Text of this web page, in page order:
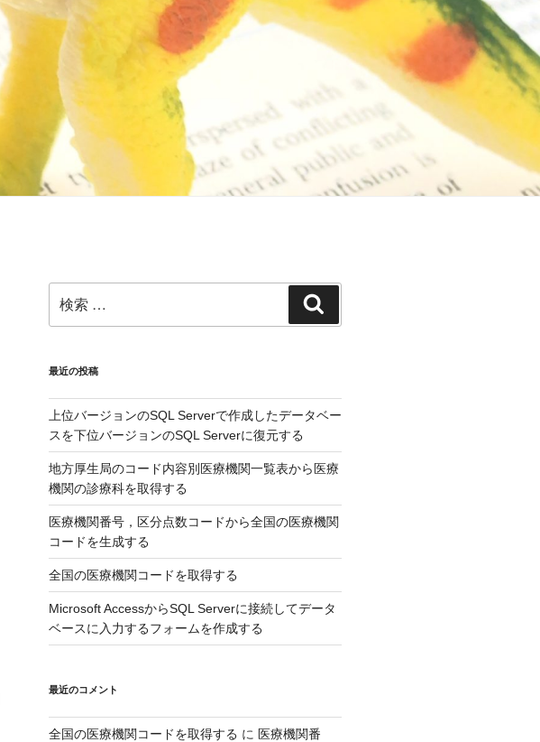
索:
索
最近の投稿
上位バージョンのSQL Serverで作成したデータベー
スを下位バージョンのSQL Serverに復元する
地方厚生局のコード内容別医療機関一覧表から医療
機関の診療科を取得する
医療機関番号，区分点数コードから全国の医療機関
コードを生成する
全国の医療機関コードを取得する
Microsoft AccessからSQL Serverに接続してデータ
ベースに入力するフォームを作成する
最近のコメント
全国の医療機関コードを取得する に 医療機関番